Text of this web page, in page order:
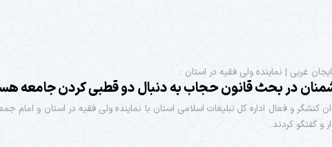
غربی | نماینده ولی فقیه در استان :
در بحث قانون حجاب به دنبال دو قطبی کردن جامعه
کنشگر و فعال اداره کل تبلیغات اسلامی استان با نماینده ولی فقیه در استان و امام
و گفتگو کردند.